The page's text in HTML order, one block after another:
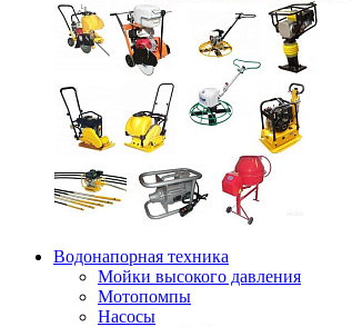
Водонапорная техника
Мойки высокого давления
Мотопомпы
Насосы